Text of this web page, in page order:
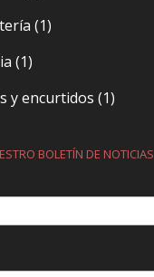
(1)
(1)
y encurtidos (1)
BOLETÍN DE NOTICIAS